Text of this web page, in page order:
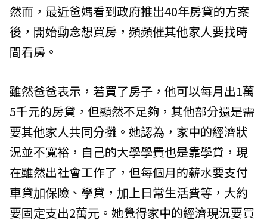
然而，最近爸媽看到政府推出40年房貸的方案
後，開始動念想買房，頻頻催其他家人要找時
間看房。
雖然爸爸表示，若買了房子，他可以每月出1萬
5千元的房貸，但顯然不足夠，其他部分還是需
要其他家人共同分攤。她認為，家中的經濟狀
況並不寬裕，自己的大學學費也是靠學貸，現
在雖然出社會工作了，但每個月的薪水要支付
車貸加保險、學貸，加上日常生活費等，大約
要固定支出2萬元。她覺得家中的經濟現況要買